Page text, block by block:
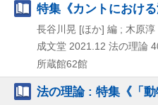
特集《カントにおける
長谷川晃 [ほか] 編 ; 木原
成文堂 2021.12 法の理論
所蔵館62館
法の理論 : 特集《「動